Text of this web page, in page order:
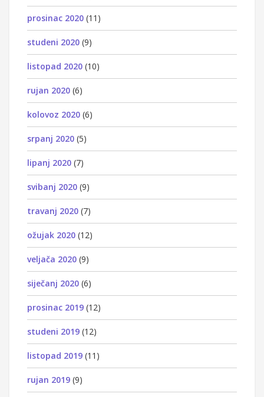
prosinac 2020 (11)
studeni 2020 (9)
listopad 2020 (10)
rujan 2020 (6)
kolovoz 2020 (6)
srpanj 2020 (5)
lipanj 2020 (7)
svibanj 2020 (9)
travanj 2020 (7)
ožujak 2020 (12)
veljača 2020 (9)
siječanj 2020 (6)
prosinac 2019 (12)
studeni 2019 (12)
listopad 2019 (11)
rujan 2019 (9)